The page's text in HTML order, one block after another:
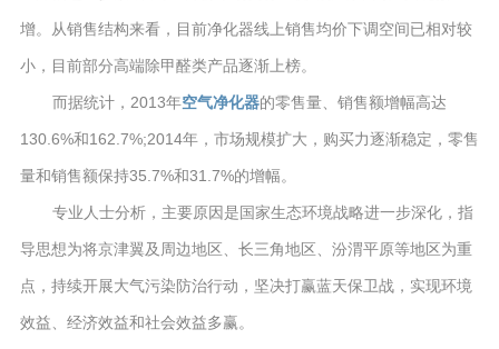
增。从销售结构来看，目前净化器线上销售均价下调空间已相对较
小，目前部分高端除甲醛类产品逐渐上榜。
而据统计，2013年空气净化器的零售量、销售额增幅高达
130.6%和162.7%;2014年，市场规模扩大，购买力逐渐稳定，零售
量和销售额保持35.7%和31.7%的增幅。
专业人士分析，主要原因是国家生态环境战略进一步深化，指
导思想为将京津翼及周边地区、长三角地区、汾渭平原等地区为重
点，持续开展大气污染防治行动，坚决打赢蓝天保卫战，实现环境
效益、经济效益和社会效益多赢。